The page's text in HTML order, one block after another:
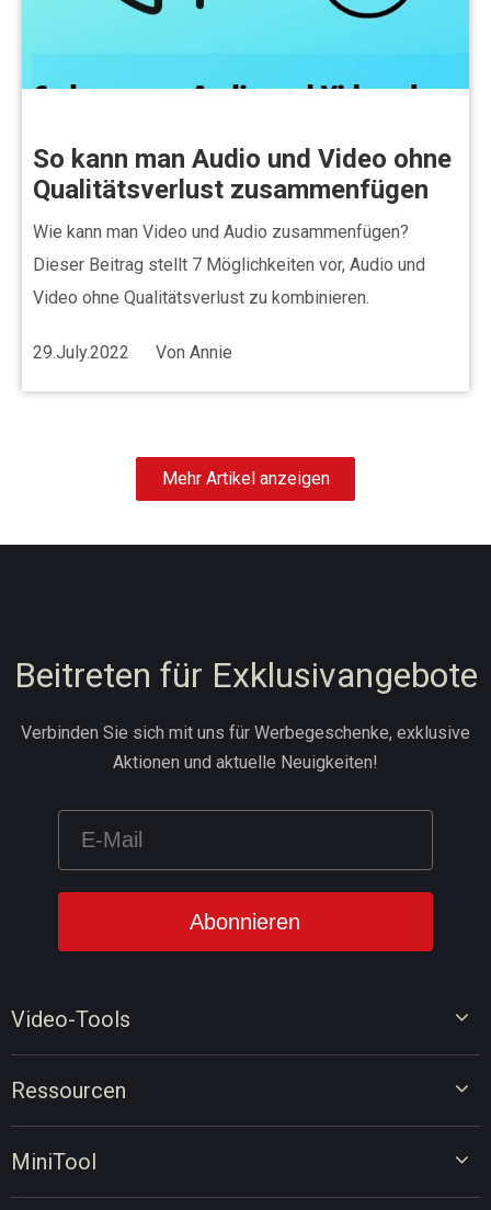
So kann man Audio und Video ohne
Qualitätsverlust zusammenfügen
Wie kann man Video und Audio zusammenfügen?
Dieser Beitrag stellt 7 Möglichkeiten vor, Audio und
Video ohne Qualitätsverlust zu kombinieren.
29.July.2022 Von Annie
Mehr Artikel anzeigen
Video-Tools
Ressourcen
MiniTool
Beitreten für Exklusivangebote
Verbinden Sie sich mit uns für Werbegeschenke, exklusive
Aktionen und aktuelle Neuigkeiten!